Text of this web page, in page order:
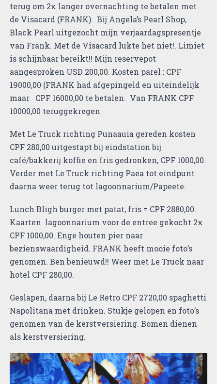
terug om 2x langer overnachting te betalen met
de Visacard (FRANK). Bij Angela’s Pearl Shop,
Black Pearl uitgezocht mijn verjaardagspresentje
van Frank. Met de Visacard lukte het niet!. Limiet
is schijnbaar bereikt!! Mijn reservepot
aangesproken USD 200,00. Kosten parel : CPF
19000,00 (FRANK had afgepingeld en uiteindelijk
maar CPF 16000,00 te betalen. Van FRANK CPF
10000,00 teruggekregen
Met Le Truck richting Punaauia gereden kosten
CPF 280,00 uitgestapt bij eindstation bij
café/bakkerij koffie en fris gedronken, CPF 1000,00.
Verder met Le Truck richting Paea tot eindpunt
daarna weer terug tot lagoonnarium/Papeete.
Lunch Bligh burger met patat, fris = CPF 2880,00.
Kaarten lagoonnarium voor de entree gekocht 2x
CPF 1000,00. Enge houten pier naar
bezienswaardigheid. FRANK heeft mooie foto’s
genomen. Ben benieuwd!! Weer met Le Truck naar
hotel CPF 280,00.
Geslapen, daarna bij Le Retro CPF 2720,00 spaghetti
Napolitana met drinken. Stukje gelopen en foto’s
genomen van de kerstversiering. Bomen dienen
als kerstversiering.